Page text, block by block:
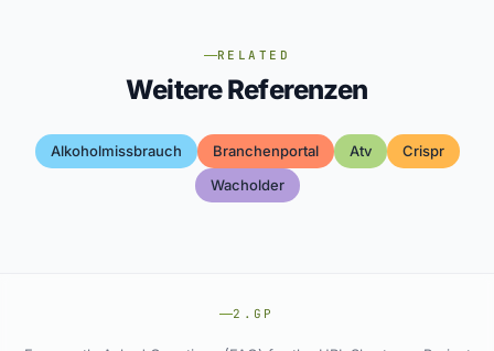
RELATED
Weitere Referenzen
Alkoholmissbrauch Branchenportal Atv
Crispr
Wacholder
2.GP